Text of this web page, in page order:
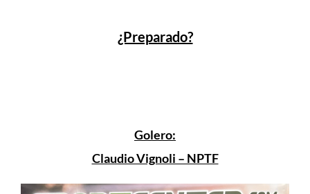
¿Preparado?
Golero:
Claudio Vignoli – NPTF